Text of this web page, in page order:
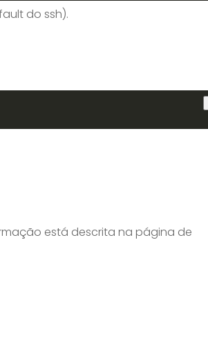
do ssh).
está descrita na página de